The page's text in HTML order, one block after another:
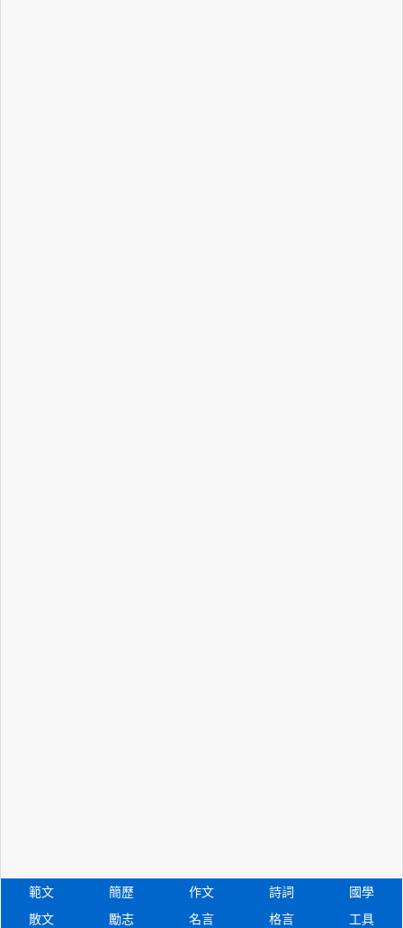
範文 簡歷 作文 詩詞
國學
散文
勵志 名言 格言 工具